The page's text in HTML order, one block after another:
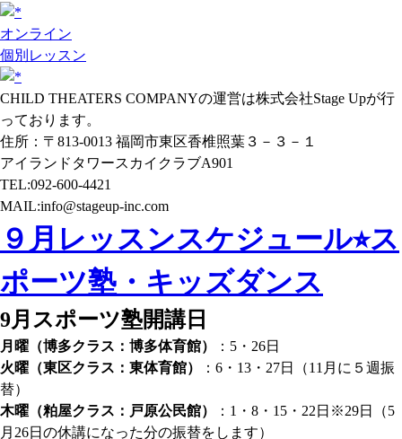
オンライン
個別レッスン
CHILD THEATERS COMPANYの運営は株式会社Stage Upが行
っております。
住所：〒813-0013 福岡市東区香椎照葉３－３－１
アイランドタワースカイクラブA901
TEL:092-600-4421
MAIL:info@stageup-inc.com
９月レッスンスケジュール⭐︎ス
ポーツ塾・キッズダンス
9月スポーツ塾開講日
月曜（博多クラス：博多体育館）
：5・26日
火曜（東区クラス：東体育館）
：6・13・27日（11月に５週振
替）
木曜（粕屋クラス：戸原公民館）
：1・8・15・22日※29日（5
月26日の休講になった分の振替をします）